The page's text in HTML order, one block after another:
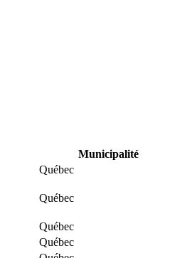
Municipalité
Québec
Québec
Québec
Québec